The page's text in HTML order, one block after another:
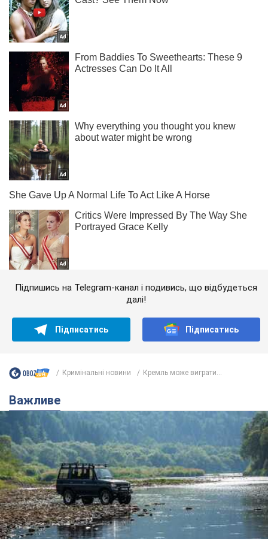
Підпишись на Telegram-канал і подивись, що відбудеться
далі!
Підписатись Підписатись
Кримінальні новини Кремль може виграти...
Важливе